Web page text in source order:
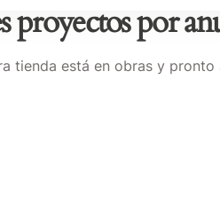
proyectos por
tienda está en obras y pronto